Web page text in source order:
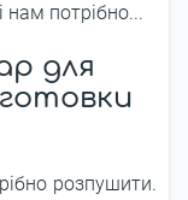
потрібно...
для
розпушити.